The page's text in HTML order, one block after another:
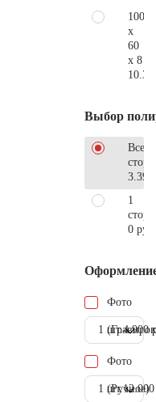
100
x
60
x 8
Выбор
Все
1
0 руб.
Фото
1 шт.4.900
Фото
(Ручное)
1 шт.